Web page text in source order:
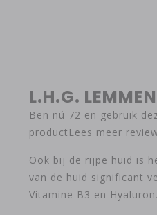
L.H.G.
Ben nú 72 en gebruik
productLees meer
Ook bij de rijpe huid is
van de huid significant
Vitamine B3 en